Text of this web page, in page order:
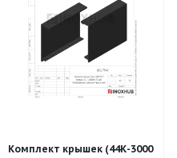
Комплект крышек (44К-3000